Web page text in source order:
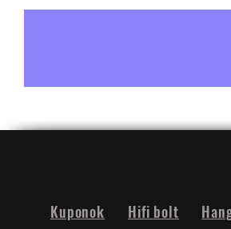
Hifi bolt
Kuponok